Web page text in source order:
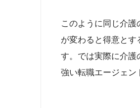
このように同じ介
が変わると得意とす
す。では実際に介護
強い転職エージェン